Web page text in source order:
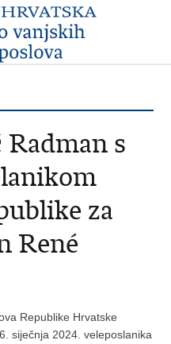
s
za
René
Republike Hrvatske
siječnja 2024. veleposlanika